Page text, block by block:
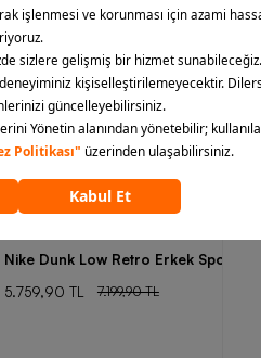
Nike Dunk Low Retro Erkek Spor
5.759,90 TL
7.199,90 TL